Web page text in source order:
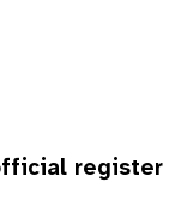
register